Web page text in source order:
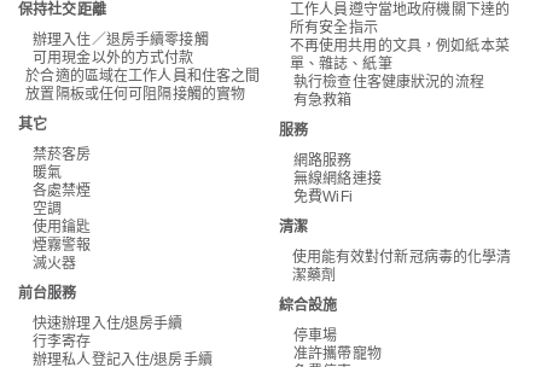
保持社交距離
辦理入住／退房手續零接觸
可用現金以外的方式付款
於合適的區域在工作人員和住客之間
放置隔板或任何可阻隔接觸的實物
其它
禁菸客房
暖氣
各處禁煙
空調
使用鑰匙
煙霧警報
滅火器
前台服務
快速辦理入住/退房手續
行李寄存
辦理私人登記入住/退房手續
工作人員遵守當地政府機關下達的
所有安全指示
不再使用共用的文具，例如紙本菜
單、雜誌、紙筆
執行檢查住客健康狀況的流程
有急救箱
服務
網路服務
無線網絡連接
免費WiFi
清潔
使用能有效對付新冠病毒的化學清
潔藥劑
綜合設施
停車場
准許攜帶寵物